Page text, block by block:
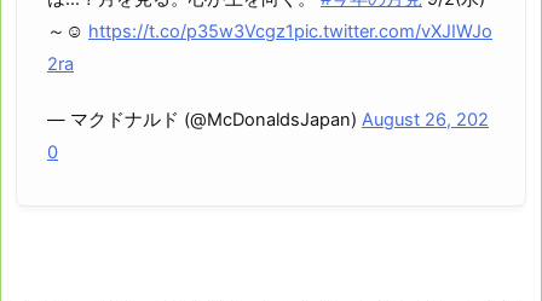
～☺ https://t.co/p35w3Vcgz1pic.twitter.com/vXJIWJo
2ra
— マクドナルド (@McDonaldsJapan) August 26, 202
0